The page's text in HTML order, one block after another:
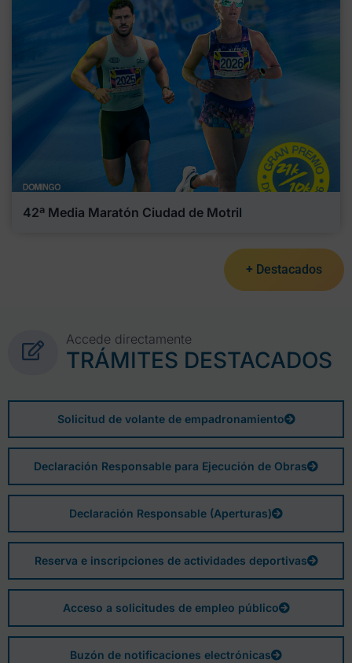
42ª Media Maratón Ciudad de Motril
+ Destacados
Accede directamente
TRÁMITES DESTACADOS
Solicitud de volante de empadronamiento
Declaración Responsable para Ejecución de Obras
Declaración Responsable (Aperturas)
Reserva e inscripciones de actividades deportivas
Acceso a solicitudes de empleo público
Buzón de notificaciones electrónicas